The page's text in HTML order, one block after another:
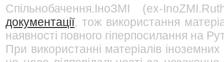
Спільнобачення.ІноЗМІ (ex-
документації, тож використання
наявності повного гіперпосилання на
При використанні матеріалів